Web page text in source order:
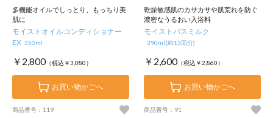
多機能オイルでしっとり、もっちり美
肌に
モイストオイルコンディショナー
EX 350ml
￥2,800（税込￥3,080）
お買い物かごへ
商品番号：119
乾燥敏感肌のカサカサや肌荒れを防ぐ
濃密なうるおい入浴料
モイストバスミルク
390ml(約13回分)
￥2,600（税込￥2,860）
お買い物かごへ
商品番号：91